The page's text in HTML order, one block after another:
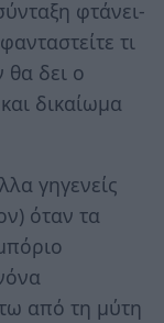
φτάνει-
τι
δει ο
δικαίωμα
γηγενείς
όταν τα
από τη μύτη